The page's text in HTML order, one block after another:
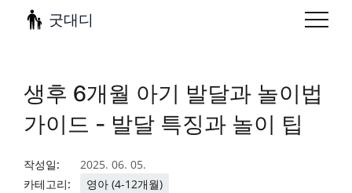
굿대디
생후 6개월 아기 발달과 놀이법
가이드 - 발달 특징과 놀이 팁
작성일:
2025. 06. 05.
카테고리:
영아 (4-12개월)